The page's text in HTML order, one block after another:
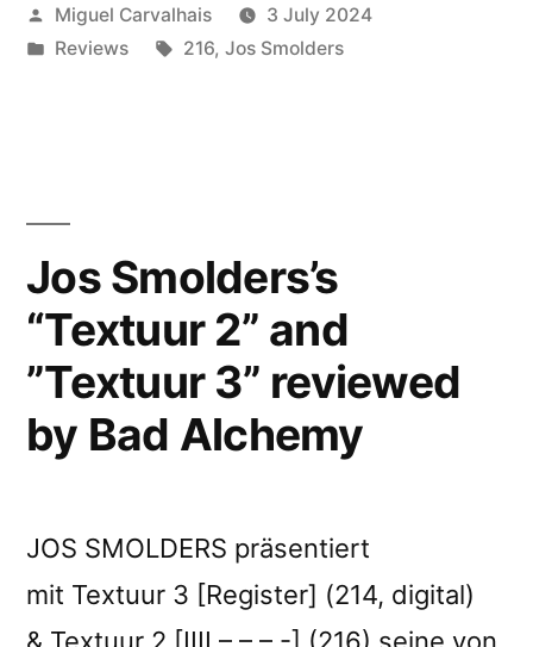
2”
Posted
by
Miguel Carvalhais
3 July 2024
Posted
Reviews Tags:
216, Jos Smolders
Jos Smolders’s
“Textuur 2” and
”Textuur 3” reviewed
by Bad Alchemy
JOS SMOLDERS präsentiert
mit Textuur 3 [Register] (214, digital)
& Textuur 2 [IIII – – – -] (216) seine von